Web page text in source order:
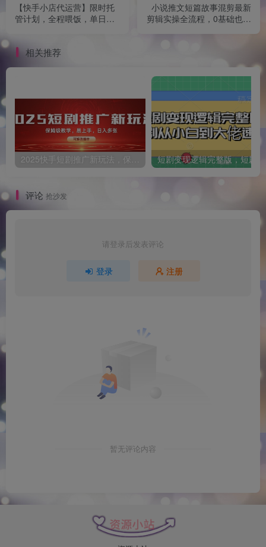
【快手小店代运营】限时托
管计划，全程喂饭，单日稳
小说推文短篇故事混剪最新
剪辑实操全流程，0基础也能
相关推荐
评论 抢沙发
请登录后发表评论
登录 注册
暂无评论内容